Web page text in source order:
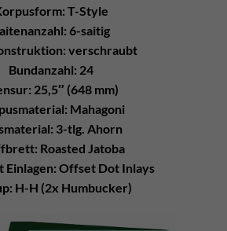
T-Style
6-saitig
verschraubt
Bundanzahl: 24
25,5″ (648 mm)
Mahagoni
3-tlg. Ahorn
Roasted Jatoba
Offset Dot Inlays
H-H (2x Humbucker)